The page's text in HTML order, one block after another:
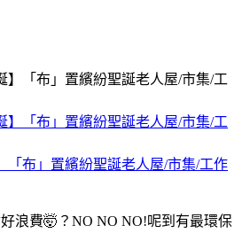
「布」置繽紛聖誕老人屋/市集/工作
浪費🤯？NO NO NO!呢到有最環保